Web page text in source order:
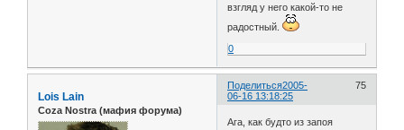
взгляд у него какой-то не
радостный.
0
Поделиться 75
2005-
06-16 13:18:25
Lois Lain
Coza Nostra (мафия форума)
Ага, как будто из запоя